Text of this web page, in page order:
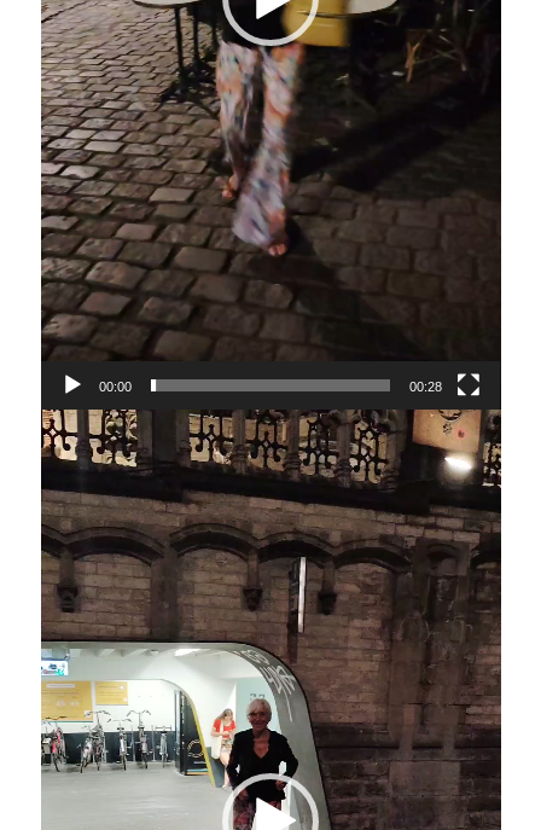
00:00 00:28
Lecteur
vidéo